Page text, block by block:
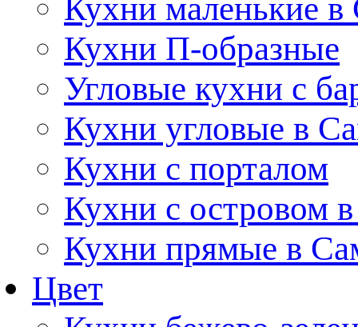
Кухни маленькие в
Кухни П-образные
Угловые кухни с
Кухни угловые в
Кухни с порталом
Кухни с островом
Кухни прямые в
Цвет